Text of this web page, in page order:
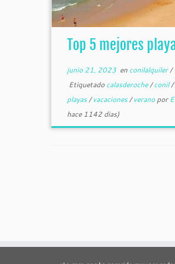
Top 5 mejores
junio 21, 2023en conilalquiler/
Etiquetado calasderoche/conil/
playas/vacaciones/veranopor
hace 1142 dias)